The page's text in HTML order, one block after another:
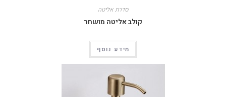
סדרת אליטה
קולב אליטה מושחר
מידע נוסף